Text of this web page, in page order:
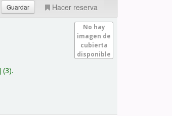
Hacer reserva
No hay
imagen de
cubierta
disponible
(3).